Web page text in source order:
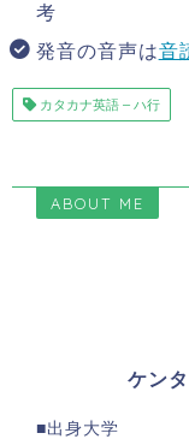
考
発音の音声は音
カタカナ英語 – ハ行
ABOUT ME
ケン
■出身大学